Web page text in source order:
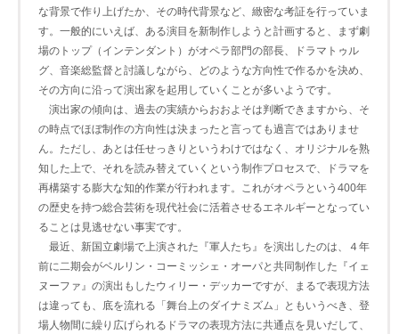
な背景で作り上げたか、その時代背景など、緻密な考証を行っていま
す。一般的にいえば、ある演目を新制作しようと計画すると、まず劇
場のトップ（インテンダント）がオペラ部門の部長、ドラマトゥル
グ、音楽総監督と討議しながら、どのような方向性で作るかを決め、
その方向に沿って演出家を起用していくことが多いようです。
演出家の傾向は、過去の実績からおおよそは判断できますから、そ
の時点でほぼ制作の方向性は決まったと言っても過言ではありませ
ん。ただし、あとは任せっきりというわけではなく、オリジナルを熟
知した上で、それを読み替えていくという制作プロセスで、ドラマを
再構築する膨大な知的作業が行われます。これがオペラという400年
の歴史を持つ総合芸術を現代社会に活着させるエネルギーとなってい
ることは見逃せない事実です。
最近、新国立劇場で上演された『軍人たち』を演出したのは、４年
前に二期会がベルリン・コーミッシェ・オーパと共同制作した『イェ
ヌーファ』の演出もしたウィリー・デッカーですが、まるで表現方法
は違っても、底を流れる「舞台上のダイナミズム」ともいうべき、登
場人物間に繰り広げられるドラマの表現方法に共通点を見いだして、